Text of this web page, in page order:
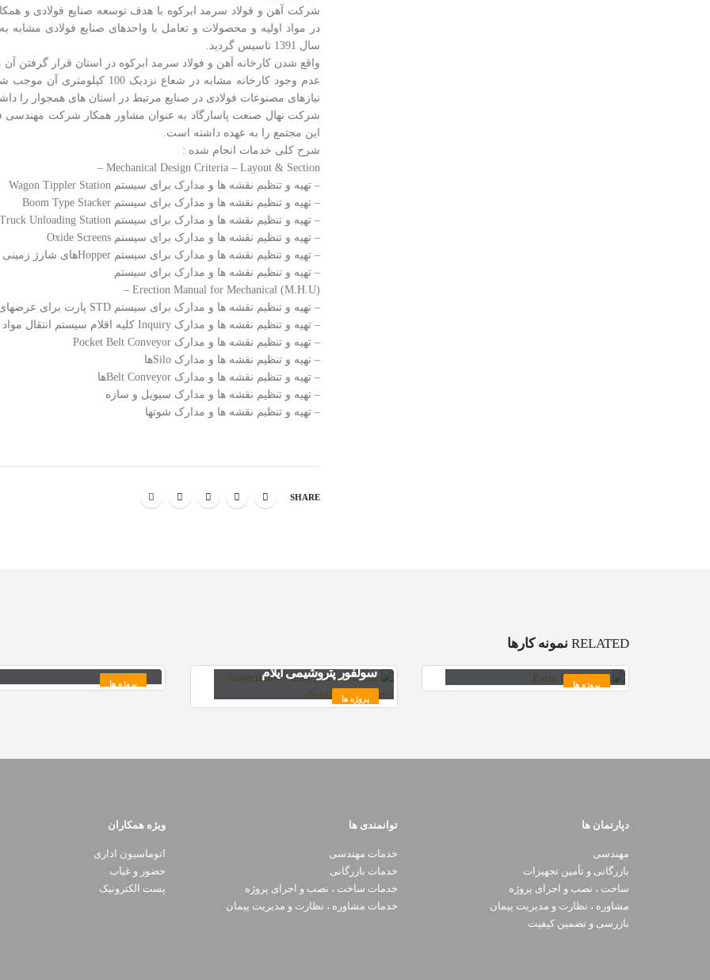
شرکت آهن و فولاد سرمد ابرکوه با هدف توسعه صنایع فولادی و
در مواد اولیه و محصولات و تعامل با واحدهای صنایع فولادی مشابه
سال 1391 تاسیس گردید.
واقع شدن کارخانه آهن و فولاد سرمد ابرکوه در استان قرار گرفتن
عدم وجود کارخانه مشابه در
نیازهای مصنوعات فولادی در صنایع مرتبط در استان های همجوار را
شرکت نهال صنعت پاسارگاد به عنوان مشاور همکار شرکت مهندسی
این مجتمع را به عهده داشته است.
شرح کلی خدمات انجام شده :
Mechanical Design Criteria – Layout & Section –
– تهیه و تنظیم نقشه ها و مدارک برای سیستم Wagon Tippler Station
– تهیه و تنظیم نقشه ها و مدارک برای سیستم Boom Type Stacker
– تهیه و تنظیم نقشه ها و مدارک برای سیستم Truck Unloading Station
– تهیه و تنظیم نقشه ها و مدارک برای سیستم Oxide Screens
– تهیه و تنظیم نقشه ها و مدارک برای سیستم Hopperهای شارژ زمینی
– تهیه و تنظیم نقشه ها و مدارک برای سیستم
Erection Manual for Mechanical (M.H.U) –
– تهیه و تنظیم نقشه ها و مدارک برای سیستم STD پارت برای عرضهای متفاوت
– تهیه و تنظیم نقشه ها و مدارک Inquiry کلیه اقلام سیستم انتقال مواد
– تهیه و تنظیم نقشه ها و مدارک Pocket Belt Conveyor
– تهیه و تنظیم نقشه ها و مدارک Siloها
– تهیه و تنظیم نقشه ها و مدارک Belt Conveyorها
– تهیه و تنظیم نقشه ها و مدارک سیویل و سازه
– تهیه و تنظیم نقشه ها و مدارک شوتها
SHARE
RELATED نمونه کارها
تفصیلی سیستم انتقال مواد
پروژه ها
سولفور پتروشیمی ایلام
پروژه ها
پروژه ها
دپارتمان ها
مهندسی
بازرگانی و تأمین تجهیزات
ساخت ، نصب و اجرای پروژه
مشاوره ، نظارت و مدیریت پیمان
بازرسی و تضمین کیفیت
توانمندی ها
خدمات مهندسی
خدمات بازرگانی
خدمات ساخت ، نصب و اجرای پروژه
خدمات مشاوره ، نظارت و مدیریت پیمان
ویژه همکاران
اتوماسیون اداری
حضور و غیاب
پست الکترونیک